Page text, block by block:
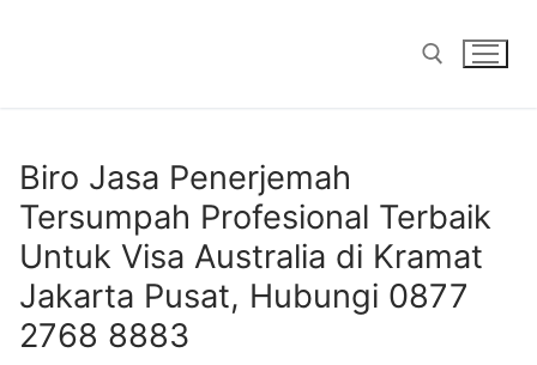
Biro Jasa Penerjemah
Tersumpah Profesional Terbaik
Untuk Visa Australia di Kramat
Jakarta Pusat, Hubungi 0877
2768 8883